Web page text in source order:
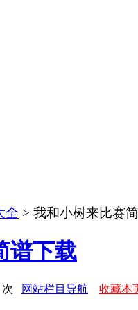
全 > 我和小树来比赛
谱下载
次 网站栏目导航 收藏本